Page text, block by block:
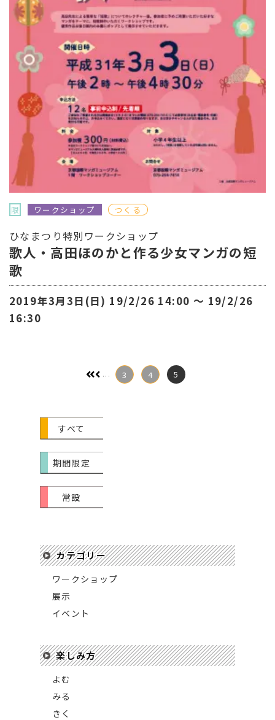
限 ワークショップ つくる
ひなまつり特別ワークショップ
歌人・高田ほのかと作る少女マンガの短
歌
2019年3月3日(日) 19/2/26 14:00 〜 19/2/26
16:30
... 3 4 5
すべて
期間限定
常設
カテゴリー
ワークショップ
展示
イベント
楽しみ方
よむ
みる
きく